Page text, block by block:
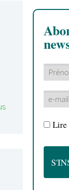
Lire